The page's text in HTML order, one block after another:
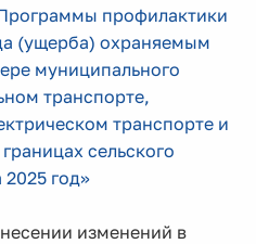
профилактики
(ущерба) охраняемым
муниципального
транспорте,
транспорте и
сельского
год»
изменений в